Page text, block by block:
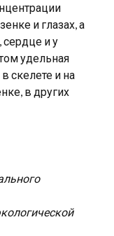
и глазах, а
сердце и у
удельная
скелете и на
в других